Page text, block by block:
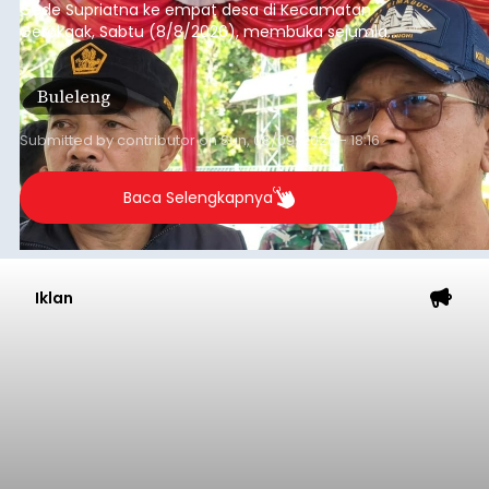
Gede Supriatna ke empat desa di Kecamatan
Gerokgak, Sabtu (8/8/2026), membuka sejumlah
persoalan yang masih dihadapi masyarakat. Dari
jalan desa yang rusak hingga potensi pertanian
yang belum optimal, semuanya menjadi
perhatian pemerintah daerah.
Buleleng
Submitted bycontributoronSun, 08/09/2026 - 18:16
Baca Selengkapnya
Iklan